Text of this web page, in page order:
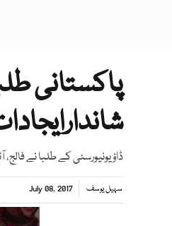
پاکستانی
ڈاؤ یونیورسٹی کے طلبا نے
سہیل یوسف July 08, 2017